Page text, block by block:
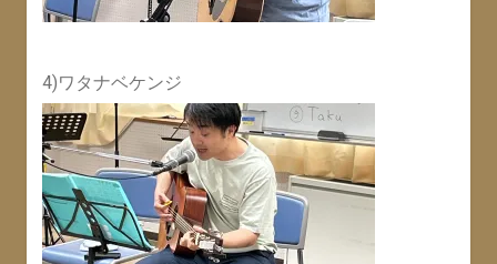
4)ワタナベケンジ